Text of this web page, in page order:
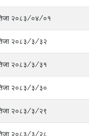
२०८३/०४/०१
२०८३/३/३२
२०८३/३/३१
२०८३/३/३०
२०८३/३/२९
२०८३/३/२८